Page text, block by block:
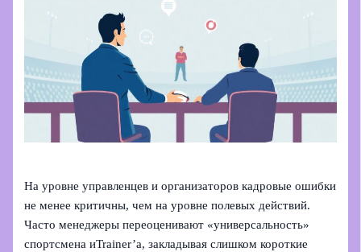
На уровне управленцев и организаторов кадровые ошибки
не менее критичны, чем на уровне полевых действий.
Часто менеджеры переоценивают «универсальность»
спортсмена иTrainer’а, закладывая слишком короткие